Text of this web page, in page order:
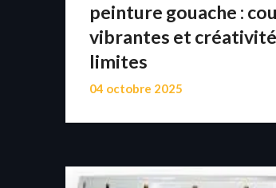
peinture gouache :
vibrantes et créativité
limites
04 octobre 2025